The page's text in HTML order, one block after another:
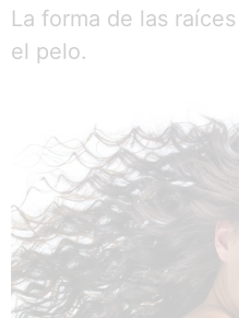
La forma de las
el pelo.